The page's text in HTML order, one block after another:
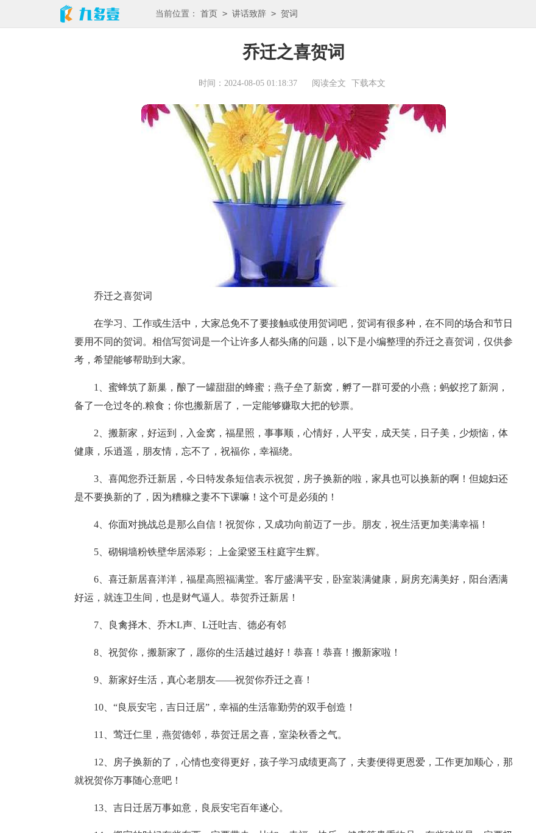
当前位置： 首页 > 讲话致辞 > 贺词
乔迁之喜贺词
时间：2024-08-05 01:18:37 阅读全文 下载本文
乔迁之喜贺词
在学习、工作或生活中，大家总免不了要接触或使用贺词吧，贺词有很多种，在不同的场合和节日
要用不同的贺词。相信写贺词是一个让许多人都头痛的问题，以下是小编整理的乔迁之喜贺词，仅供参
考，希望能够帮助到大家。
1、蜜蜂筑了新巢，酿了一罐甜甜的蜂蜜；燕子垒了新窝，孵了一群可爱的小燕；蚂蚁挖了新洞，
备了一仓过冬的.粮食；你也搬新居了，一定能够赚取大把的钞票。
2、搬新家，好运到，入金窝，福星照，事事顺，心情好，人平安，成天笑，日子美，少烦恼，体
健康，乐逍遥，朋友情，忘不了，祝福你，幸福绕。
3、喜闻您乔迁新居，今日特发条短信表示祝贺，房子换新的啦，家具也可以换新的啊！但媳妇还
是不要换新的了，因为糟糠之妻不下课嘛！这个可是必须的！
4、你面对挑战总是那么自信！祝贺你，又成功向前迈了一步。朋友，祝生活更加美满幸福！
5、砌铜墙粉铁壁华居添彩； 上金梁竖玉柱庭宇生辉。
6、喜迁新居喜洋洋，福星高照福满堂。客厅盛满平安，卧室装满健康，厨房充满美好，阳台洒满
好运，就连卫生间，也是财气逼人。恭贺乔迁新居！
7、良禽择木、乔木L声、L迁吐吉、德必有邻
8、祝贺你，搬新家了，愿你的生活越过越好！恭喜！恭喜！搬新家啦！
9、新家好生活，真心老朋友――祝贺你乔迁之喜！
10、“良辰安宅，吉日迁居”，幸福的生活靠勤劳的双手创造！
11、莺迁仁里，燕贺德邻，恭贺迁居之喜，室染秋香之气。
12、房子换新的了，心情也变得更好，孩子学习成绩更高了，夫妻便得更恩爱，工作更加顺心，那
就祝贺你万事随心意吧！
13、吉日迁居万事如意，良辰安宅百年遂心。